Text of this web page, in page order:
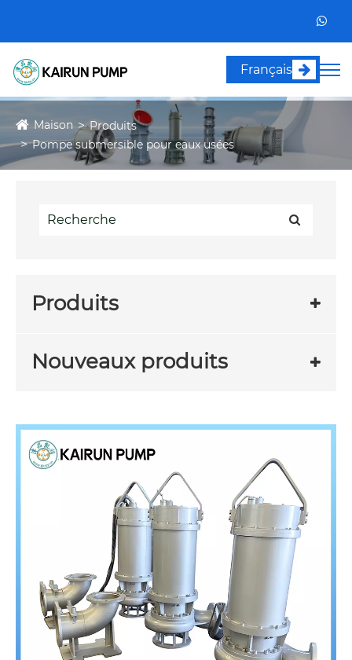
Français
Maison
Produits
Pompe submersible pour eaux usées
Produits
Nouveaux produits